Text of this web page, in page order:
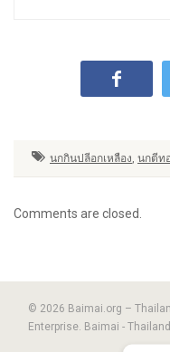
นกกินปลีอกเหลือง, นกตีท
Comments are closed.
© 2026 Baimai.org –
Enterprise. Baimai -